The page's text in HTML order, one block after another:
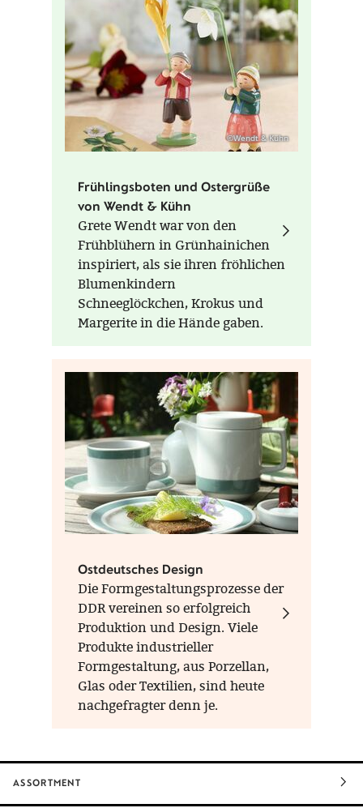
©Wendt & Kühn
Frühlingsboten und Ostergrüße
von Wendt & Kühn
Grete Wendt war von den
Frühblühern in Grünhainichen
inspiriert, als sie ihren fröhlichen
Blumenkindern
Schneeglöckchen, Krokus und
Margerite in die Hände gaben.
Frühlingsblote auch im eigenen
Zuhause einzuziehen. Ein
hübsches Geschenk für sich
selbst und Menschen, denen
man eine Freude machen
möchte.
Ostdeutsches Design
Die Formgestaltungsprozesse der
DDR vereinen so erfolgreich
Produktion und Design. Viele
Produkte industrieller
Formgestaltung, aus Porzellan,
Glas oder Textilien, sind heute
nachgefragter denn je.
ASSORTMENT